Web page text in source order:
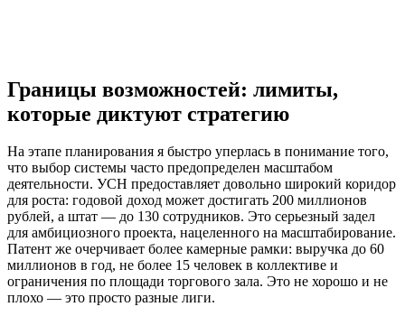
Границы возможностей: лимиты,
которые диктуют стратегию
На этапе планирования я быстро уперлась в понимание того,
что выбор системы часто предопределен масштабом
деятельности. УСН предоставляет довольно широкий коридор
для роста: годовой доход может достигать 200 миллионов
рублей, а штат — до 130 сотрудников. Это серьезный задел
для амбициозного проекта, нацеленного на масштабирование.
Патент же очерчивает более камерные рамки: выручка до 60
миллионов в год, не более 15 человек в коллективе и
ограничения по площади торгового зала. Это не хорошо и не
плохо — это просто разные лиги.